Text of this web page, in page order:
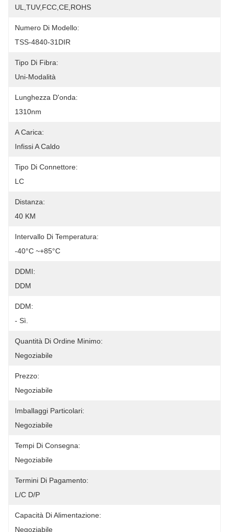
UL,TUV,FCC,CE,ROHS
Numero Di Modello:
TSS-4840-31DIR
Tipo Di Fibra:
Uni-Modalità
Lunghezza D'onda:
1310nm
A Carica:
Infissi A Caldo
Tipo Di Connettore:
LC
Distanza:
40 KM
Intervallo Di Temperatura:
-40°C ~+85°C
DDMI:
DDM
DDM:
- Sì.
Quantità Di Ordine Minimo:
Negoziabile
Prezzo:
Negoziabile
Imballaggi Particolari:
Negoziabile
Tempi Di Consegna:
Negoziabile
Termini Di Pagamento:
L/C D/P
Capacità Di Alimentazione:
Negoziabile